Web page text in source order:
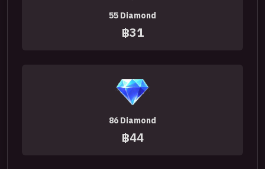
55 Diamond
฿31
86 Diamond
฿44